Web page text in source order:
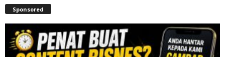
Sponsored